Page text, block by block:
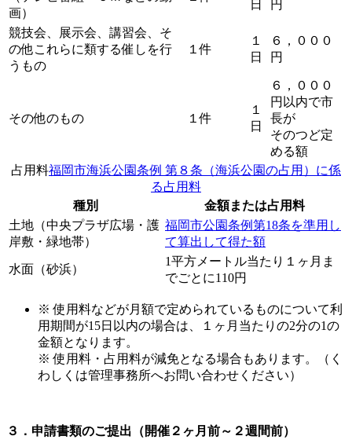
画）
日
円
競技会、展示会、講習会、そ
の他これらに類する催しを行
うもの
１件
１
日
６，０００
円
その他のもの １件
１
日
６，０００
円以内で市
長が
そのつど定
める額
占用料福岡市海浜公園条例 第８条（海浜公園の占用）に係
る占用料
種別
金額または占用料
土地（中央プラザ広場・護
岸敷・緑地帯）
福岡市公園条例第18条を準用し
て算出して得た額
水面（砂浜）
1平方メートル当たり１ヶ月ま
でごとに110円
※ 使用料などが月額で定められているものについて利
用期間が15日以内の場合は、
１ヶ月当たりの2分の1の
金額となります。
※ 使用料・占用料が減免となる場合もあります。（く
わしくは管理事務所へお問い合わせください）
３．申請書類のご提出（開催２ヶ月前～２週間前）